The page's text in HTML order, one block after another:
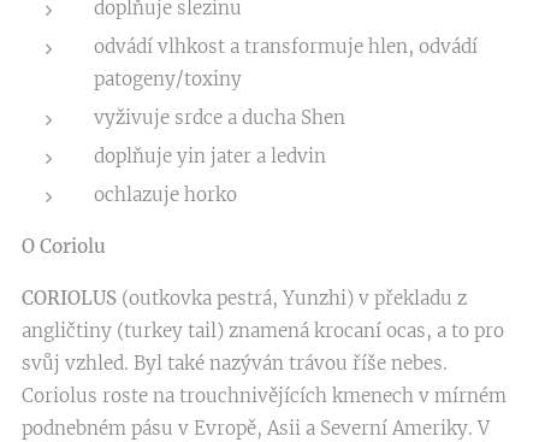
doplňuje slezinu
odvádí vlhkost a transformuje hlen, odvádí
patogeny/toxiny
vyživuje srdce a ducha Shen
doplňuje yin jater a ledvin
ochlazuje horko
O Coriolu
CORIOLUS (outkovka pestrá, Yunzhi) v překladu z
angličtiny (turkey tail) znamená krocaní ocas, a to pro
svůj vzhled. Byl také nazýván trávou říše nebes.
Coriolus roste na trouchnivějících kmenech v mírném
podnebném pásu v Evropě, Asii a Severní Ameriky. V